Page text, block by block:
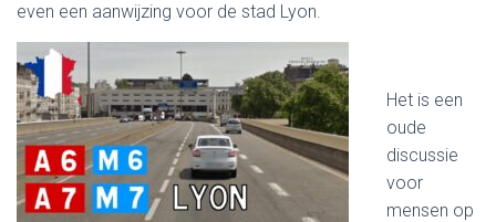
even een aanwijzing voor de stad Lyon.
Het is een
oude
discussie
voor
mensen op